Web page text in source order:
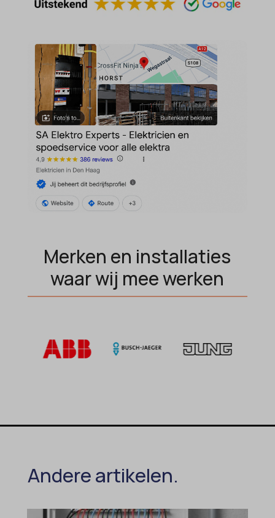
Merken en installaties
waar wij mee werken
Andere artikelen.